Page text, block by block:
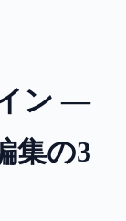
ン —
集の3